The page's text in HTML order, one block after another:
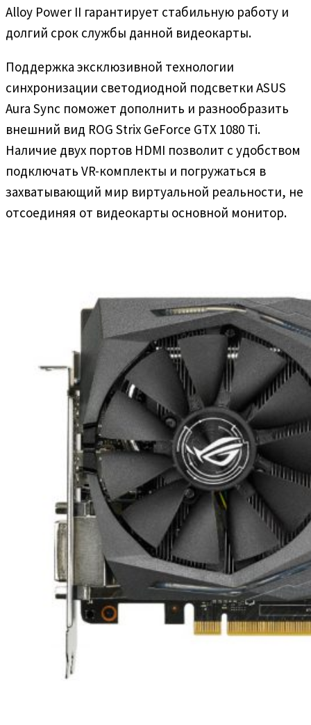
Alloy Power II гарантирует стабильную работу и
долгий срок службы данной видеокарты.
Поддержка эксклюзивной технологии
синхронизации светодиодной подсветки ASUS
Aura Sync поможет дополнить и разнообразить
внешний вид ROG Strix GeForce GTX 1080 Ti.
Наличие двух портов HDMI позволит с удобством
подключать VR-комплекты и погружаться в
захватывающий мир виртуальной реальности, не
отсоединяя от видеокарты основной монитор.